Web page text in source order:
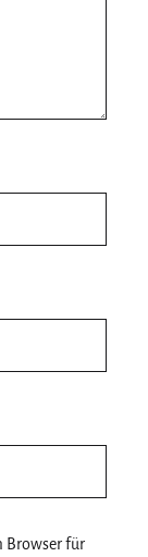
Browser für